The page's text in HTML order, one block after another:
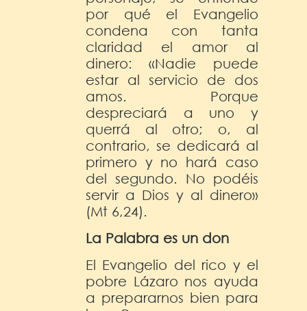
por qué el Evangelio
condena con tanta
claridad el amor al
dinero: «Nadie puede
estar al servicio de dos
amos. Porque
despreciará a uno y
querrá al otro; o, al
contrario, se dedicará al
primero y no hará caso
del segundo. No podéis
servir a Dios y al dinero»
(Mt 6,24).
La Palabra es un don
El Evangelio del rico y el
pobre Lázaro nos ayuda
a prepararnos bien para